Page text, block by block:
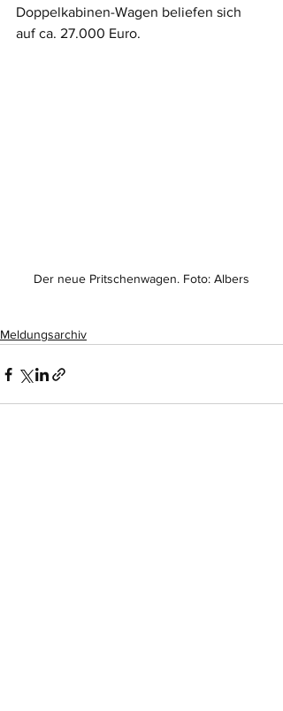
Doppelkabinen-Wagen beliefen sich
auf ca. 27.000 Euro.
Der neue Pritschenwagen. Foto: Albers
Meldungsarchiv